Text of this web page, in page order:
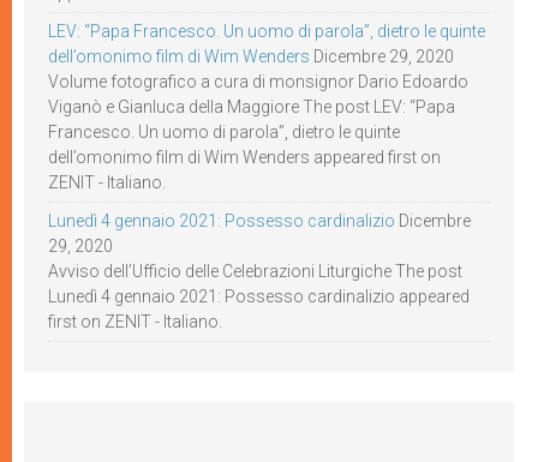
LEV: “Papa Francesco. Un uomo di parola”, dietro le quinte
dell’omonimo film di Wim Wenders Dicembre 29, 2020
Volume fotografico a cura di monsignor Dario Edoardo
Viganò e Gianluca della Maggiore The post LEV: “Papa
Francesco. Un uomo di parola”, dietro le quinte
dell’omonimo film di Wim Wenders appeared first on
ZENIT - Italiano.
Lunedì 4 gennaio 2021: Possesso cardinalizio Dicembre
29, 2020
Avviso dell’Ufficio delle Celebrazioni Liturgiche The post
Lunedì 4 gennaio 2021: Possesso cardinalizio appeared
first on ZENIT - Italiano.